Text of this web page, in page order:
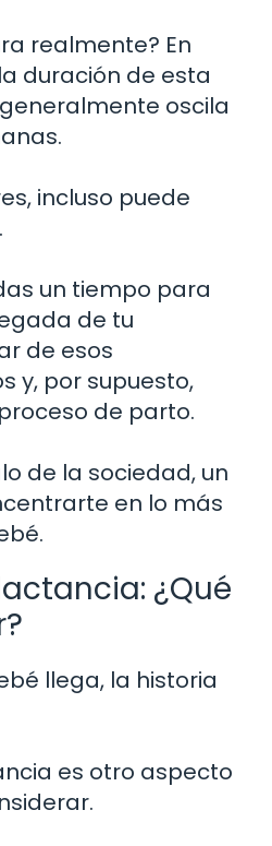
realmente? En
duración de esta
oscila
incluso puede
un tiempo para
de tu
de esos
y, por supuesto,
de parto.
de la sociedad, un
en lo más
¿Qué
llega, la historia
es otro aspecto